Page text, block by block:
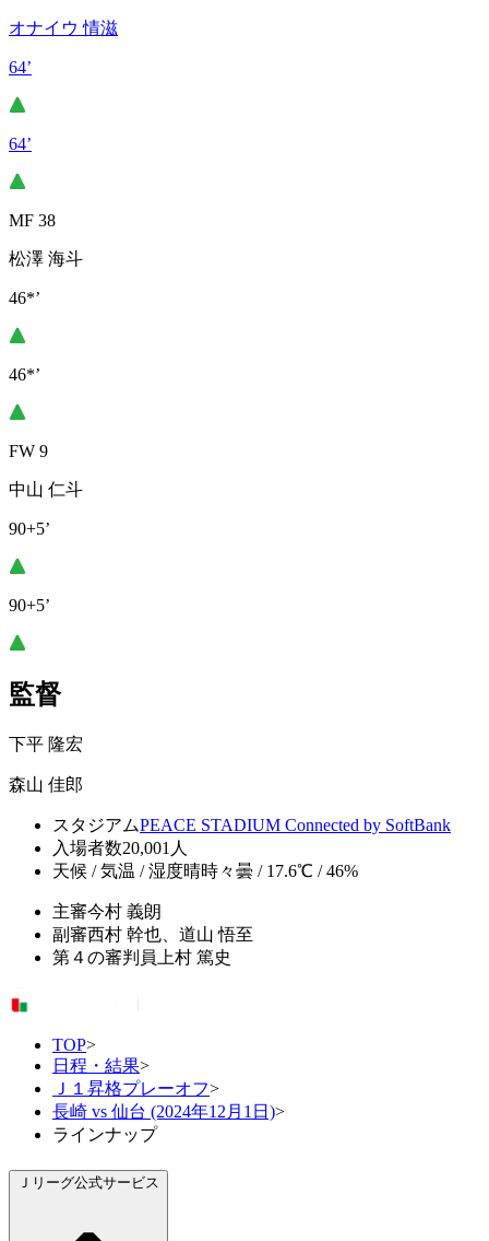
オナイウ 情滋
64’
64’
MF 38
松澤 海斗
46*’
46*’
FW 9
中山 仁斗
90+5’
90+5’
監督
下平 隆宏
森山 佳郎
スタジアムPEACE STADIUM Connected by SoftBank
入場者数20,001人
天候 / 気温 / 湿度晴時々曇 / 17.6℃ / 46%
主審今村 義朗
副審西村 幹也、道山 悟至
第４の審判員 上村 篤史
TOP>
日程・結果>
Ｊ１昇格プレーオフ>
長崎 vs 仙台 (2024年12月1日)>
ラインナップ
Ｊリーグ公式サービス